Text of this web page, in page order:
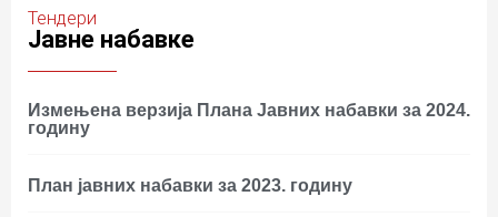
Тендери
Јавне набавке
Измењенa верзијa Плана Јавних набавки за 2024.
годину
План јавних набавки за 2023. годину